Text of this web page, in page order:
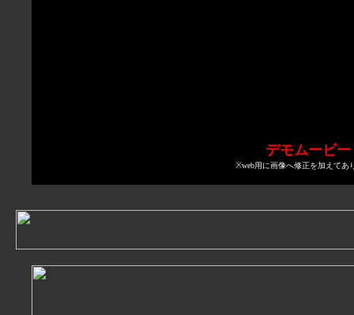
デモムービー
※web用に画像へ修正を加えてあ